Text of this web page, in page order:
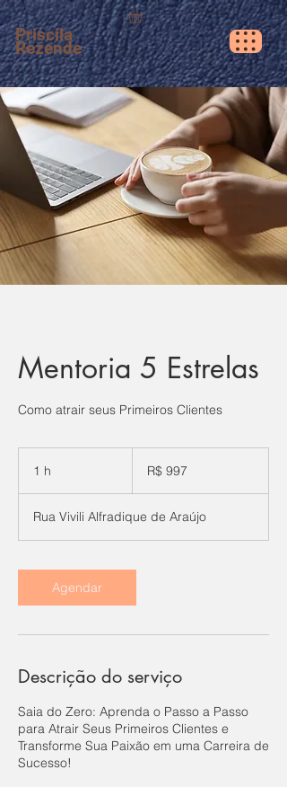
Priscila
Rezende
Mentoria 5 Estrelas
Como atrair seus Primeiros Clientes
1 h
brasileiros
R$ 997
Rua Vivili Alfradique de Araújo
Agendar
Descrição do serviço
Saia do Zero: Aprenda o Passo a Passo
para Atrair Seus Primeiros Clientes e
Transforme Sua Paixão em uma Carreira de
Sucesso!